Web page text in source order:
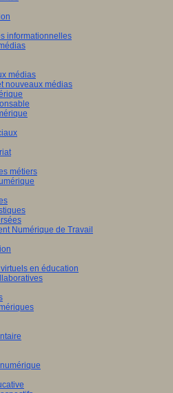
informationnelles
médias
nouveaux médias
métiers
Numérique de Travail
en éducation